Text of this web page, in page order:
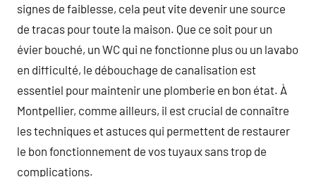
signes de faiblesse, cela peut vite devenir une source
de tracas pour toute la maison. Que ce soit pour un
évier bouché, un WC qui ne fonctionne plus ou un lavabo
en difficulté, le débouchage de canalisation est
essentiel pour maintenir une plomberie en bon état. À
Montpellier, comme ailleurs, il est crucial de connaître
les techniques et astuces qui permettent de restaurer
le bon fonctionnement de vos tuyaux sans trop de
complications.